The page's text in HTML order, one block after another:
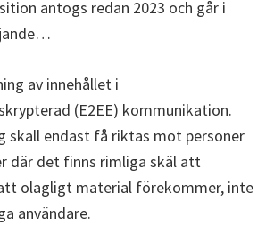
antogs redan 2023 och går i
av innehållet i
(E2EE) kommunikation.
skall endast få riktas mot personer
där det finns rimliga skäl att
olagligt material förekommer, inte
användare.